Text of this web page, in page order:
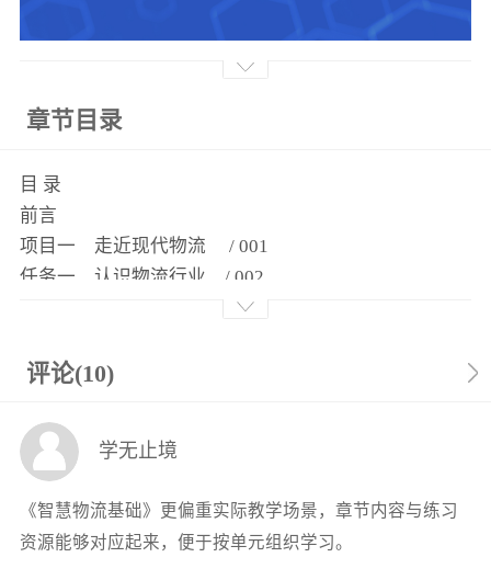
章节目录
目 录
前言
项目一 走近现代物流 / 001
任务一 认识物流行业 / 002
任务二 体验物流活动 / 008
任务四 探寻国内外物流发展 / 020
任务一 体验仓储作业 / 032
任务二 体验运输作业 / 038
任务四 体验包装与流通加工作业 / 052
任务五 体验物流信息处理作业 / 058
评论(10)
学无止境
《智慧物流基础》更偏重实际教学场景，章节内容与练习
资源能够对应起来，便于按单元组织学习。